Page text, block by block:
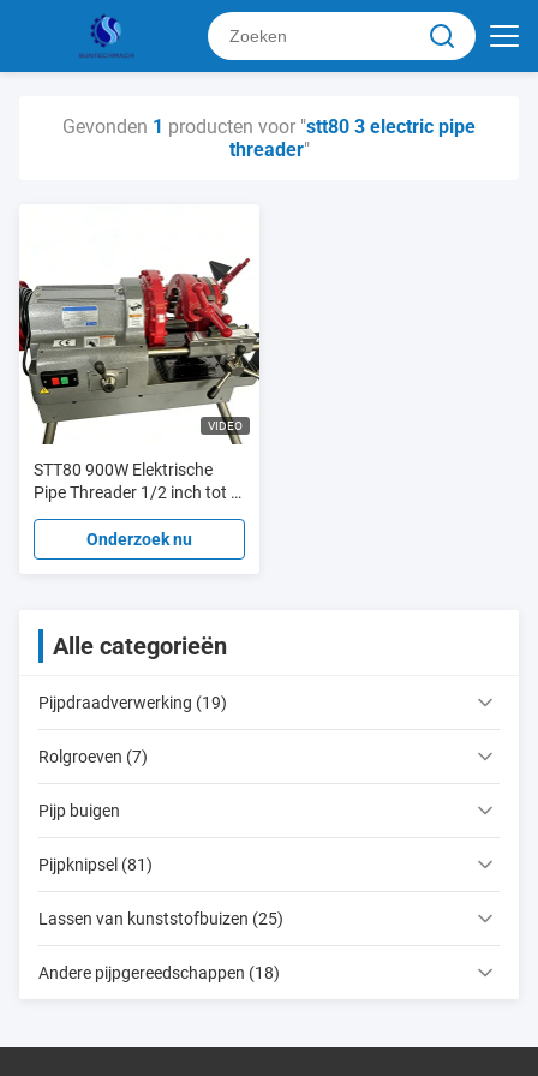
Gevonden 1 producten voor "stt80 3 electric pipe
threader"
VIDEO
STT80 900W Elektrische
Pipe Threader 1/2 inch tot 3
inch voor waterleiding,
gasleidingOnderzoek nu
Alle categorieën
Pijpdraadverwerking (19)
Rolgroeven (7)
Pijp buigen
Pijpknipsel (81)
Lassen van kunststofbuizen (25)
Andere pijpgereedschappen (18)